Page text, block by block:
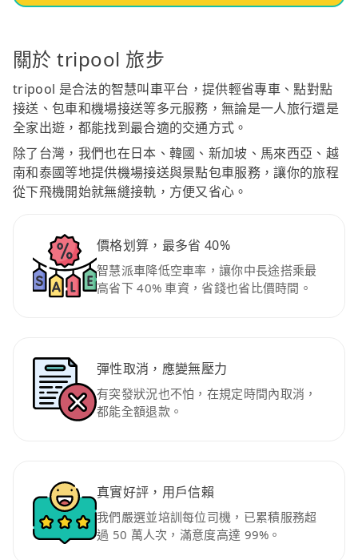
關於 tripool 旅步
tripool 是合法的智慧叫車平台，提供輕省專車、點對點
接送、包車和機場接送等多元服務，無論是一人旅行還是
全家出遊，都能找到最合適的交通方式。
除了台灣，我們也在日本、韓國、新加坡、馬來西亞、越
南和泰國等地提供機場接送與景點包車服務，讓你的旅程
從下飛機開始就無縫接軌，方便又省心。
價格划算，最多省 40%
智慧派車降低空車率，讓你中長途搭乘最
高省下 40% 車資，省錢也省比價時間。
彈性取消，應變無壓力
有突發狀況也不怕，在規定時間內取消，
都能全額退款。
真實好評，用戶信賴
我們嚴選並培訓每位司機，已累積服務超
過 50 萬人次，滿意度高達 99%。